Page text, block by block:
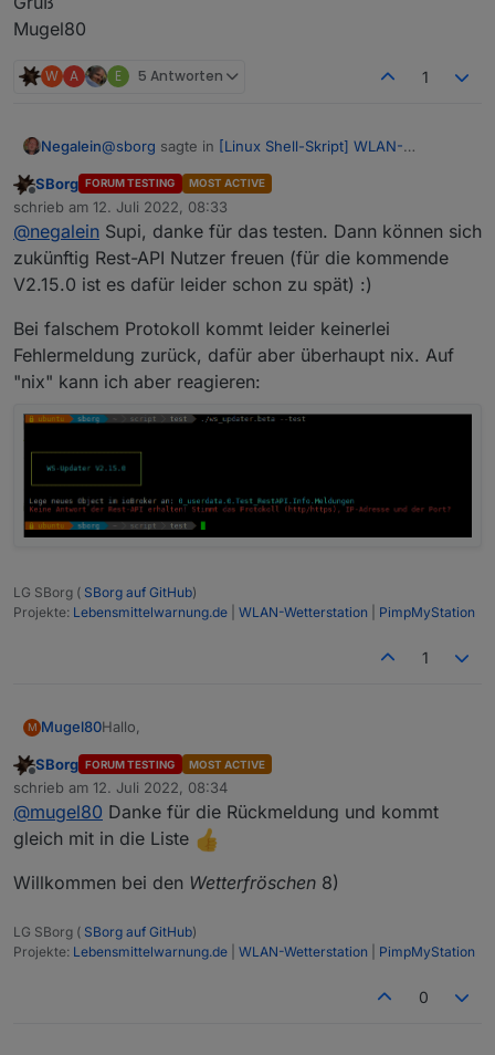
Mugel80
W A E 5 Antworten 1
Negalein@sborg sagte in [Linux Shell-Skript] WLAN-
Beim http(s) der Rest-API URL bin ich mir gerade
nicht sicher. Müsste eigentlich mittels "https"
laufen.
http
angelegt wurde.
In0.userdata war es aber nicht da.
mit httpsfunktioniert es perfekt.
Lege neues Object im ioBroker an:
dietpi@DietPi:/home/iobroker$ ./
│                        │
│                        │
└────────────────────────┘
{"error":"Object already
Offline
SBorg FORUM TESTING MOST ACTIVE
schrieb am 12. Juli 2022, 08:33
zuletzt editiert von
@negalein Supi, danke für das testen. Dann können sich
zukünftig Rest-API Nutzer freuen (für die kommende
V2.15.0 ist es dafür leider schon zu spät) :)
Bei falschem Protokoll kommt leider keinerlei
Fehlermeldung zurück, dafür aber überhaupt nix. Auf
"nix" kann ich aber reagieren:
LG SBorg ( SBorg auf GitHub)
Projekte: Lebensmittelwarnung.de WLAN-Wetterstation PimpMyStation
1
M Mugel80Hallo,
Zur Info:
ich konnte heute meine Froggit WH6000Pro
erfolgreich einbinden.
Gruß
Mugel80
Offline
SBorg FORUM TESTING MOST ACTIVE
schrieb am 12. Juli 2022, 08:34
zuletzt editiert von
@mugel80 Danke für die Rückmeldung und kommt
gleich mit in die Liste
Willkommen bei den Wetterfröschen 8)
LG SBorg ( SBorg auf GitHub)
Projekte: Lebensmittelwarnung.de WLAN-Wetterstation PimpMyStation
0